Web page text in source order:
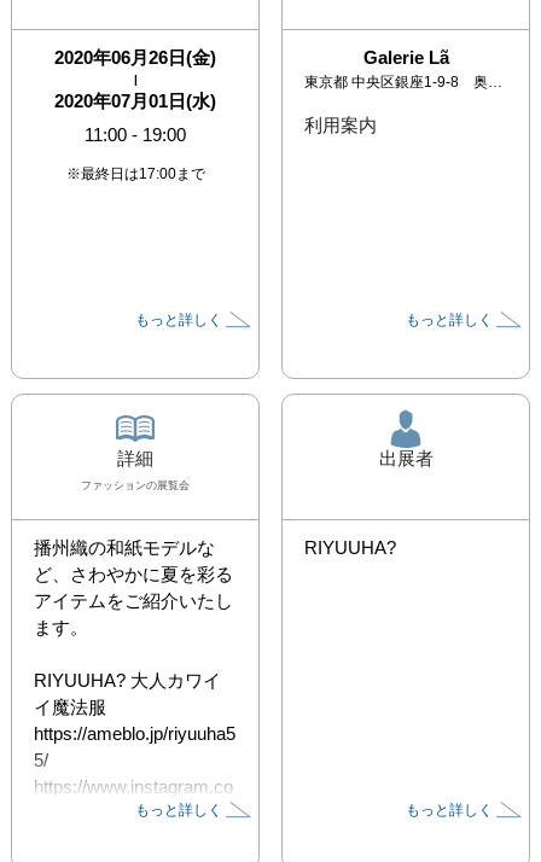
2020年06月26日(金)
|
2020年07月01日(水)
11:00 - 19:00
※最終日は17:00まで
もっと詳しく
Galerie Lã
東京都 中央区銀座1-9-8 奥野ビル601
利用案内
もっと詳しく
詳細
ファッションの展覧会
播州織の和紙モデルな
ど、さわやかに夏を彩る
アイテムをご紹介いたし
ます。
RIYUUHA? 大人カワイ
イ魔法服
https://ameblo.jp/riyuuha5
5/
https://www.instagram.co
もっと詳しく
出展者
RIYUUHA?
もっと詳しく